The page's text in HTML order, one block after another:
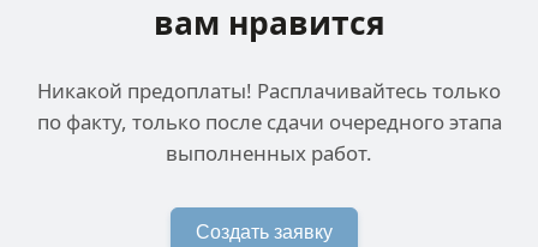
вам нравится
Никакой предоплаты! Расплачивайтесь только
по факту, только после сдачи очередного этапа
выполненных работ.
Создать заявку